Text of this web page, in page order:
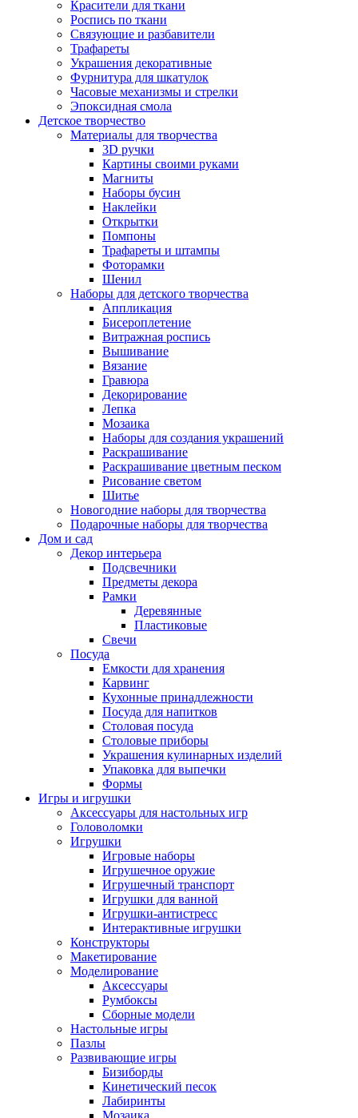
Красители для ткани
Роспись по ткани
Связующие и разбавители
Трафареты
Украшения декоративные
Фурнитура для шкатулок
Часовые механизмы и стрелки
Эпоксидная смола
Детское творчество
Материалы для творчества
3D ручки
Картины своими руками
Магниты
Наборы бусин
Наклейки
Открытки
Помпоны
Трафареты и штампы
Фоторамки
Шенил
Наборы для детского творчества
Аппликация
Бисероплетение
Витражная роспись
Вышивание
Вязание
Гравюра
Декорирование
Лепка
Мозаика
Наборы для создания украшений
Раскрашивание
Раскрашивание цветным песком
Рисование светом
Шитье
Новогодние наборы для творчества
Подарочные наборы для творчества
Дом и сад
Декор интерьера
Подсвечники
Предметы декора
Рамки
Деревянные
Пластиковые
Свечи
Посуда
Емкости для хранения
Карвинг
Кухонные принадлежности
Посуда для напитков
Столовая посуда
Столовые приборы
Украшения кулинарных изделий
Упаковка для выпечки
Формы
Игры и игрушки
Аксессуары для настольных игр
Головоломки
Игрушки
Игровые наборы
Игрушечное оружие
Игрушечный транспорт
Игрушки для ванной
Игрушки-антистресс
Интерактивные игрушки
Конструкторы
Макетирование
Моделирование
Аксессуары
Румбоксы
Сборные модели
Настольные игры
Пазлы
Развивающие игры
Бизиборды
Кинетический песок
Лабиринты
Мозаика